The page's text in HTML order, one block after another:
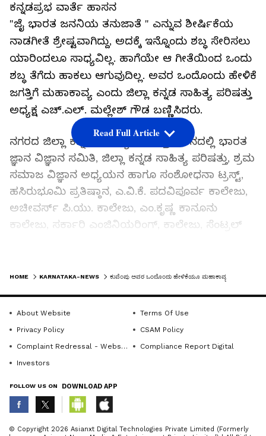
ಕನ್ನಡಪ್ರಭ ವಾರ್ತೆ ಹಾಸನ
"ಜೈ ಭಾರತ ಜನನಿಯ ತನುಜಾತೆ " ಎನ್ನುವ ಶೀರ್ಷಿಕೆಯ
ನಾಡಗೀತೆ ಶ್ರೇಷ್ಟವಾಗಿದ್ದು, ಅದಕ್ಕೆ ಇನ್ನೊಂದು ಶಬ್ಧ ಸೇರಿಸಲು
ಯಾರಿಂದಲೂ ಸಾಧ್ಯವಿಲ್ಲ. ಹಾಗೆಯೇ ಆ ಗೀತೆಯಿಂದ ಒಂದು
ಶಬ್ಧ ತೆಗೆದು ಹಾಕಲು ಆಗುವುದಿಲ್ಲ. ಅವರ ಒಂದೊಂದು ಹೇಳಿಕೆ
ಜಗತ್ತಿಗೆ ಮಹಾಕಾವ್ಯ ಎಂದು ಜಿಲ್ಲಾ ಕನ್ನಡ ಸಾಹಿತ್ಯ ಪರಿಷತ್ತು
ಅಧ್ಯಕ್ಷ ಎಚ್.ಎಲ್. ಮಲ್ಲೇಶ್ ಗೌಡ ಬಣ್ಣಿಸಿದರು.
ನಗರದ ಜಿಲ್ಲಾ ಕನ್ನಡ ಸಾಹಿತ್ಯ ಪರಿಷತ್ತು ಭವನದಲ್ಲಿ ಭಾರತ
ಜ್ಞಾನ ವಿಜ್ಞಾನ ಸಮಿತಿ, ಜಿಲ್ಲಾ ಕನ್ನಡ ಸಾಹಿತ್ಯ ಪರಿಷತ್ತು, ಶ್ರಮ
ಸಮಾಜ ವಿಜ್ಞಾನ ಅಧ್ಯಯನ ಹಾಗೂ ಸಂಶೋಧನಾ ಟ್ರಸ್ಟ್,
ಹಸಿರುಭೂಮಿ ಪ್ರತಿಷ್ಠಾನ, ಎ.ವಿ.ಕೆ. ಪದವಿಪೂರ್ವ ಕಾಲೇಜು,
ಅಚೀವರ್ಸ್ ಪಿ.ಯು. ಕಾಲೇಜು, ಎಂ.ಕೃಷ್ಣ ಕಾನೂನು
ಕಾಲೇಜು, ಸರ್ಕಾರಿ ಎಂಜಿನಿಯರಿಂಗ್, ಕಾಲೇಜು, ಸೆಂಟ್ರಲ್
ಹಮ್ಮಿಕೊಳ್ಳಲಾಗಿದ್ದ ವಿಶ್ವಮಾನವ ದಿನದಲ್ಲಿ ವಿಚಾರ
ಕುವೆಂಪು ಪ್ರತಿಮೆಗೆ ಮಾಲಾರ್ಪಣೆ ನೆರವೇರಿಸಿದರು.
ಮಟ್ಟದಲ್ಲಿ ಶ್ರೇಷ್ಠ ನೆಲೆಗೆ ಅವರನ್ನು ಕೊಂಡೊಯ್ಯುತ್ತದೆ.
ಅವರನ್ನು ಅನುಸಿರಿಸಿದರೇ ಜಗತ್ತಿನಲ್ಲಿ ಒಂದೂ ತಾಪತ್ರೆ
ಇರುವುದಿಲ್ಲ. ಅವರು ಘಟಿಕೋತ್ಸವದಲ್ಲಿ ಮಾಡಿದಂತಹ
Read Full Article
ABOUT THE AUTHOR
HOME KARNATAKA-NEWS ಕುವೆಂಪು ಅವರ ಒಂದೊಂದು ಹೇಳಿಕೆಯೂ ಮಹಾಕಾವ್ಯ
About Website
Terms Of Use
Privacy Policy
CSAM Policy
Complaint Redressal - Website
Compliance Report Digital
Investors
FOLLOW US ON DOWNLOAD APP
© Copyright 2026 Asianxt Digital Technologies Private Limited (Formerly